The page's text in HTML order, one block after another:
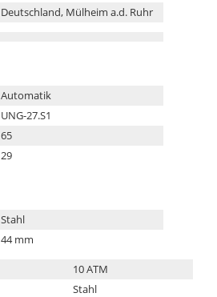
Deutschland, Mülheim a.d. Ruhr
Automatik
UNG-27.S1
65
29
Stahl
44 mm
10 ATM
Stahl